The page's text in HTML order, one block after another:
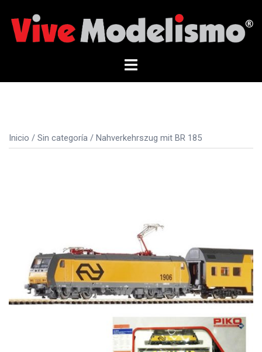
contenido
Alternar
Inicio / Sin categoría / Nahverkehrszug mit BR 185